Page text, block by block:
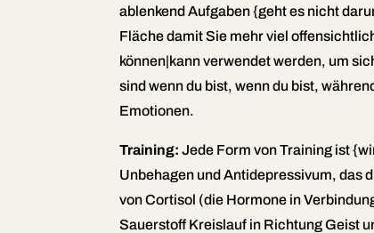
ablenkend Aufgaben {geht es nicht
Fläche damit Sie mehr viel
können|kann verwendet werden, um
sind wenn du bist, wenn du bist,
Emotionen.
Training:Jede Form von Training ist
Unbehagen und Antidepressivum, das
von Cortisol (die Hormone in
Sauerstoff Kreislauf in Richtung Geist